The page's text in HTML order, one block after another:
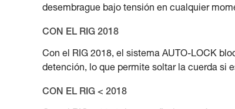
desembrague bajo tensión en cualquier
CON EL RIG 2018
Con el RIG 2018, el sistema AUTO-LOCK
detención, lo que permite soltar la cuerda si
CON EL RIG < 2018